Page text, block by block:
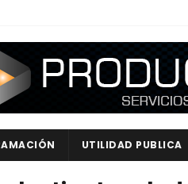
UTILIDAD PUBLICA